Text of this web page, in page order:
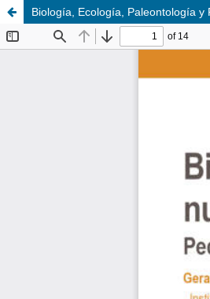
Biología, Ecología, Paleontología